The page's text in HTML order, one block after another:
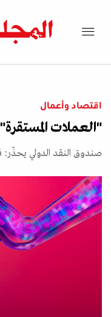
اقتصاد وأعمال
"العملات
صندوق النقد الدولي يحذّر: قد